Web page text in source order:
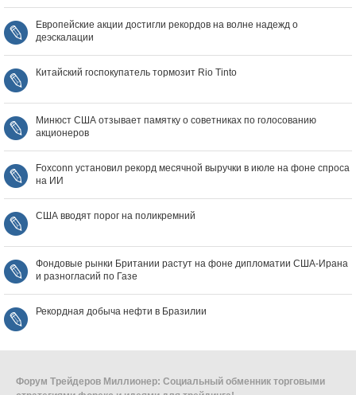
Европейские акции достигли рекордов на волне надежд о
деэскалации
Китайский госпокупатель тормозит Rio Tinto
Минюст США отзывает памятку о советниках по голосованию
акционеров
Foxconn установил рекорд месячной выручки в июле на фоне спроса
на ИИ
США вводят порог на поликремний
Фондовые рынки Британии растут на фоне дипломатии США‑Ирана
и разногласий по Газе
Рекордная добыча нефти в Бразилии
Форум Трейдеров Миллионер: Социальный обменник торговыми